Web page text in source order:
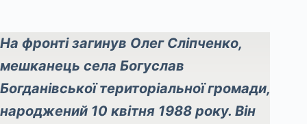
На фронті загинув Олег Сліпченко,
мешканець села Богуслав
Богданівської територіальної громади,
народжений 10 квітня 1988 року. Він